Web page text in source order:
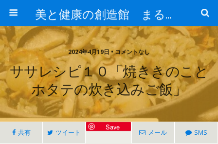
美と健康の創造館 まるとみ薬品 ぐんまの薬屋 芳さんのブログ
2024年4月19日 • コメントなし
ササレシピ１０「焼ききのこと
ホタテの炊き込みご飯」
共有 ツイート
Save
メール SMS